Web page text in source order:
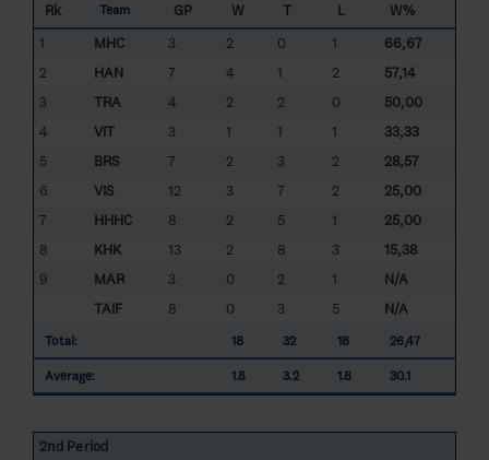
Rk
Team GP W T L
W%
1
MHC 3 2 0 1
66,67
2
HAN 7 4 1 2
57,14
3
TRA 4 2 2 0
50,00
4
VIT 3 1 1 1
33,33
5
BRS 7 2 3 2
28,57
6
VIS 12 3 7 2
25,00
7
HHHC 8 2 5 1
25,00
8
KHK 13 2 8 3
15,38
9
MAR 3 0 2 1
N/A
TAIF
8 0 3 5 N/A
Total: 18 32 18 26,47
Average: 1.8 3.2 1.8 30.1
2nd Period